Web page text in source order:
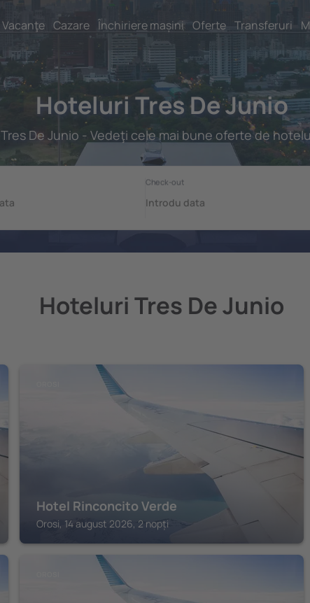
Vacanţe Cazare Închiriere mașini Oferte Transferuri
Hoteluri Tres De Junio
Tres De Junio - Vedeţi cele mai bune oferte de
Hoteluri Tres De Junio
Hotel Rinconcito Verde
Orosi, 14 august 2026, 2 nopți